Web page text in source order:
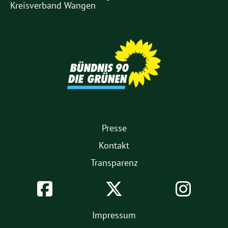
Kreisverband Wangen
Presse
Kontakt
Transparenz
Soziale
NetzwerkeFacebook
Impressum